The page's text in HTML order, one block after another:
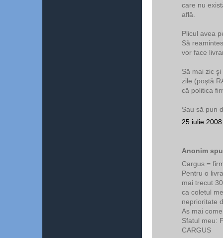
care nu
află.
Plicul avea
Să
vor face
Să mai zic
zile (poştă
că politica
Sau să pun
25 iulie
Anonim
Cargus =
Pentru o
mai trecut
ca coletul
neprioritate
As mai
Sfatul meu:
CARGUS